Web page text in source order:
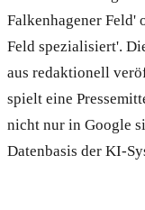
Falkenhagener Feld'
Feld spezialisiert'.
aus redaktionell
spielt eine
nicht nur in Google
Datenbasis der KI-